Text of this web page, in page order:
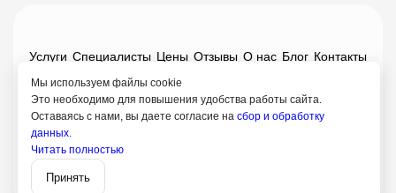
Мы используем файлы cookie
Это необходимо для повышения удобства работы сайта.
Оставаясь с нами, вы даете согласие на сбор и обработку
данных.
Читать полностью
Принять
Услуги Специалисты Цены Отзывы О нас Блог Контакты
Политика конфиденциальности
Согласие на обработку
Апрелевка